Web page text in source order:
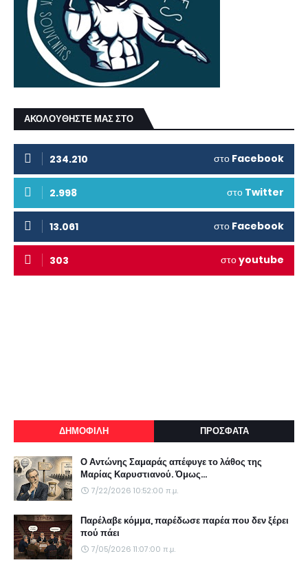
ΑΚΟΛΟΥΘΗΣΤΕ ΜΑΣ ΣΤΟ
234.210 στο Facebook
2.998 στο Twitter
13.061 στο Facebook
303 στοyoutube
ΔΗΜΟΦΙΛΗ ΠΡΟΣΦΑΤΑ
Ο Αντώνης Σαμαράς απέφυγε το λάθος της
Μαρίας Καρυστιανού. Όμως...
7/22/2026 10:52:00 π.μ.
Παρέλαβε κόμμα, παρέδωσε παρέα που δεν ξέρει
πού πάει
7/05/2026 11:07:00 π.μ.